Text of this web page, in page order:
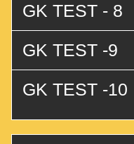
GK TEST - 8
GK TEST -9
GK TEST -10